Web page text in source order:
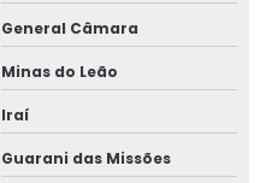
General Câmara
Minas do Leão
Iraí
Guarani das Missões